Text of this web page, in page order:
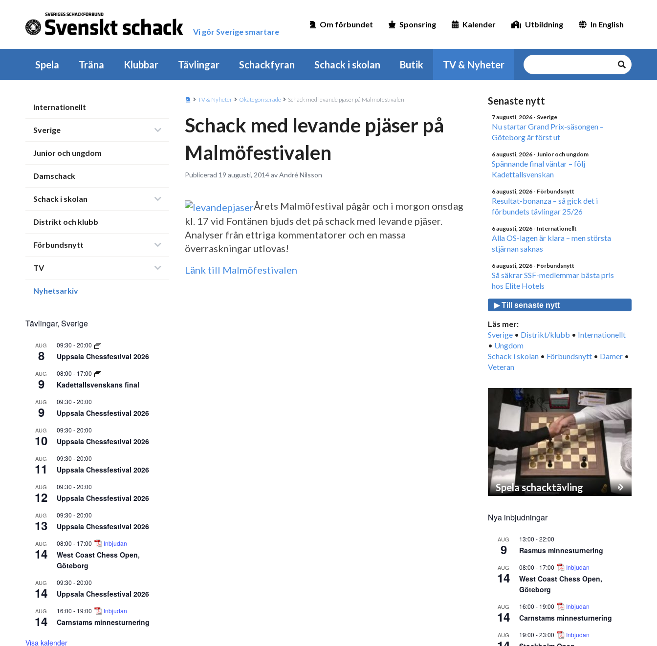
Vi gör Sverige smartare
Om förbundet Sponsring Kalender Utbildning In English
Spela Träna Klubbar Tävlingar Schackfyran Schack i skolan Butik TV & Nyheter
Internationellt
Sverige
Junior och ungdom
Damschack
Schack i skolan
Distrikt och klubb
Förbundsnytt
TV
Nyhetsarkiv
Tävlingar, Sverige
AUG
8
09:30 -20:00
Uppsala Chessfestival 2026
AUG
9
08:00 - 17:00
Kadettallsvenskans final
AUG
9
09:30 -20:00
Uppsala Chessfestival 2026
AUG
10
09:30 -20:00
Uppsala Chessfestival 2026
AUG
11
09:30 -20:00
Uppsala Chessfestival 2026
AUG
12
09:30 -20:00
Uppsala Chessfestival 2026
AUG
13
09:30 -20:00
Uppsala Chessfestival 2026
AUG
14
08:00 - 17:00 Inbjudan
West Coast Chess Open,
Göteborg
AUG
14
09:30 -20:00
Uppsala Chessfestival 2026
AUG
14
16:00 - 19:00 Inbjudan
Carnstams minnesturnering
Visa kalender
TV & Nyheter Okategoriserade Schack med levande pjäser på Malmöfestivalen
Schack med levande pjäser på
Malmöfestivalen
Publicerad 19 augusti, 2014 av André Nilsson
Årets Malmöfestival pågår och i morgon onsdag
kl. 17 vid Fontänen bjuds det på schack med levande pjäser.
Analyser från ettriga kommentatorer och en massa
överraskningar utlovas!
Länk till Malmöfestivalen
Senaste nytt
7 augusti, 2026 - Sverige
Nu startar Grand Prix-säsongen –
Göteborg är först ut
6 augusti, 2026 - Junior och ungdom
Spännande final väntar – följ
Kadettallsvenskan
6 augusti, 2026 - Förbundsnytt
Resultat-bonanza – så gick det i
förbundets tävlingar 25/26
6 augusti, 2026 - Internationellt
Alla OS-lagen är klara – men största
stjärnan saknas
6 augusti, 2026 - Förbundsnytt
Så säkrar SSF-medlemmar bästa pris
hos Elite Hotels
▶ Till senaste nytt
Läs mer:
Sverige • Distrikt/klubb • Internationellt
• Ungdom
Schack i skolan • Förbundsnytt • Damer •
Veteran
Spela schacktävling
Nya inbjudningar
AUG
9
13:00 -22:00
Rasmus minnesturnering
AUG
14
08:00 - 17:00 Inbjudan
West Coast Chess Open,
Göteborg
AUG
14
16:00 - 19:00 Inbjudan
Carnstams minnesturnering
AUG 19:00 -23:00 Inbjudan